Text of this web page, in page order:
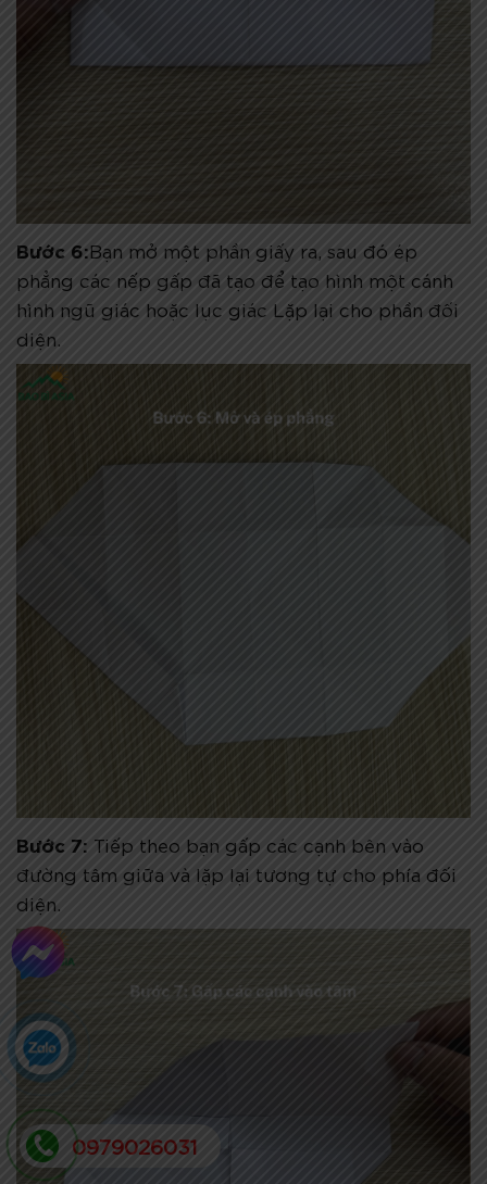
Bước 6:Bạn mở một phần giấy ra, sau đó ép
phẳng các nếp gấp đã tạo để tạo hình một cánh
hình ngũ giác hoặc lục giác Lặp lại cho phần đối
diện.
Bước 7: Tiếp theo bạn gấp các cạnh bên vào
đường tâm giữa và lặp lại tương tự cho phía đối
diện.
0979026031